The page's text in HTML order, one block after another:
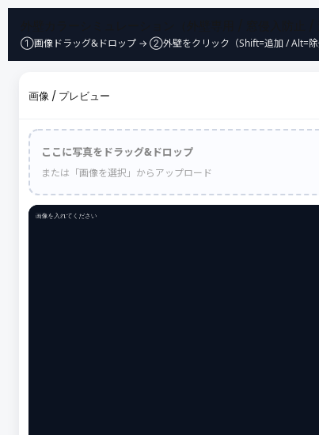
①画像ドラッグ&ドロップ → ②外壁をクリック（Shift=追加 /
画像 / プレビュー
ここに写真をドラッグ&ドロップ
または「画像を選択」からアップロード